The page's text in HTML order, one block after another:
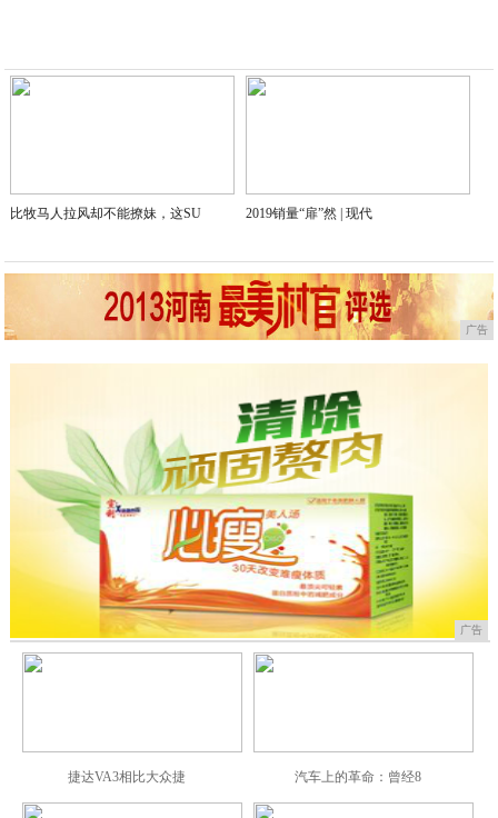
比牧马人拉风却不能撩妹，这SU 2019销量“扉”然 | 现代
广告
广告
捷达VA3相比大众捷 汽车上的革命：曾经8